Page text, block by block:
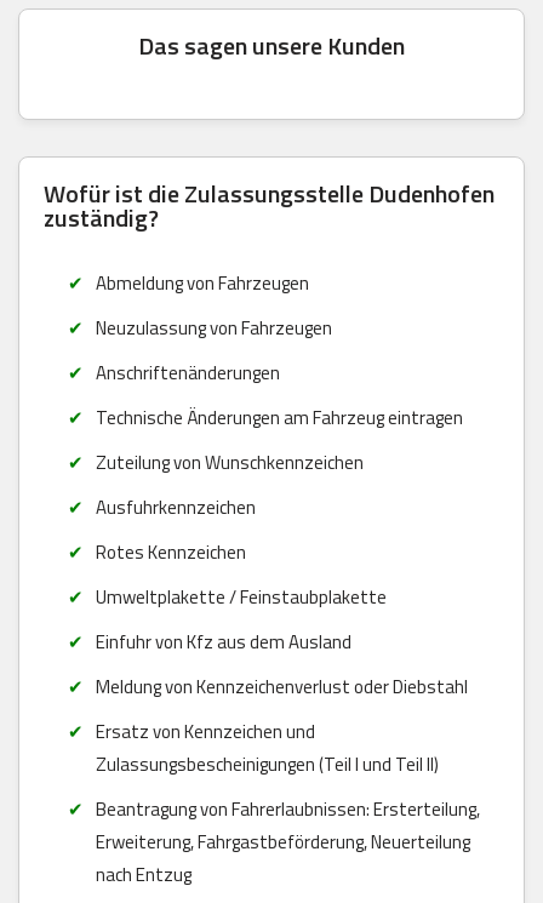
Das sagen unsere Kunden
Wofür ist die Zulassungsstelle Dudenhofen
zuständig?
Abmeldung von Fahrzeugen
Neuzulassung von Fahrzeugen
Anschriftenänderungen
Technische Änderungen am Fahrzeug eintragen
Zuteilung von Wunschkennzeichen
Ausfuhrkennzeichen
Rotes Kennzeichen
Umweltplakette / Feinstaubplakette
Einfuhr von Kfz aus dem Ausland
Meldung von Kennzeichenverlust oder Diebstahl
Ersatz von Kennzeichen und
Zulassungsbescheinigungen (Teil I und Teil II)
Beantragung von Fahrerlaubnissen: Ersterteilung,
Erweiterung, Fahrgastbeförderung, Neuerteilung
nach Entzug